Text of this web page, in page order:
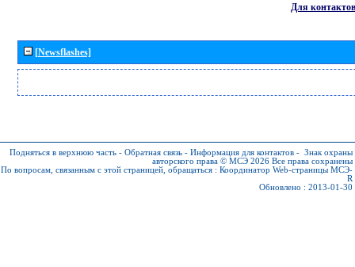
Для контактов
[Newsflashes]
Подняться в верхнюю часть - Обратная связь - Информация для контактов - Знак охраны
авторского права © МСЭ 2026 Все права сохранены
По вопросам, связанным с этой страницей, обращаться : Координатор Web-страницы МСЭ-
R
Обновлено : 2013-01-30